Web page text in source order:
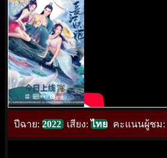
ปีฉาย: 2022 เสียง:ไทย คะแนนผู้ชม: